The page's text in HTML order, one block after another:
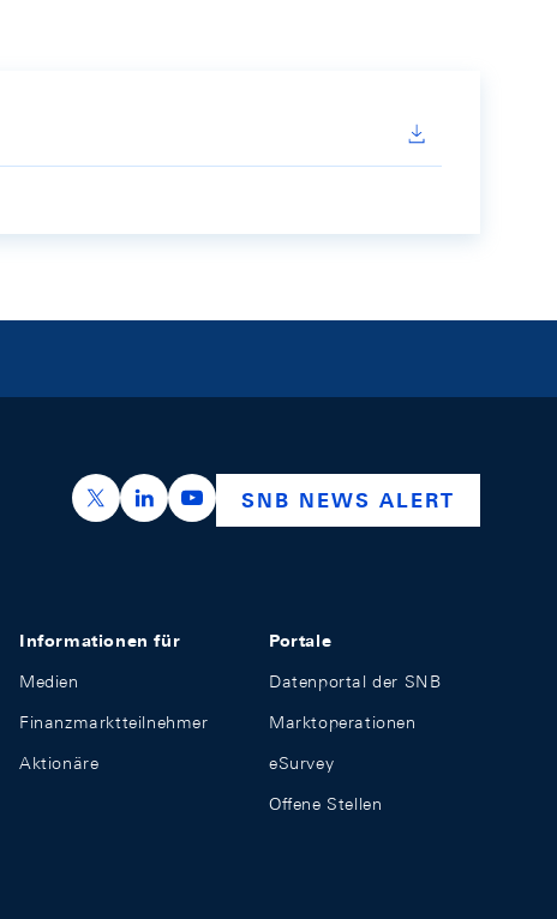
https://x.com/snb_bns
https://ch.linkedin.com/company/swiss-
https://www.youtube.com/
SNB NEWS ALERT
Informationen für
Medien
Finanzmarktteilnehmer
Aktionäre
Portale
Datenportal der SNB
Marktoperationen
eSurvey
Offene Stellen